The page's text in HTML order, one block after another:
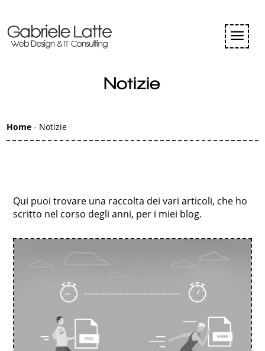
Notizie
Home - Notizie
Qui puoi trovare una raccolta dei vari articoli, che ho
scritto nel corso degli anni, per i miei blog.